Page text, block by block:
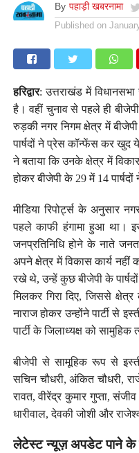
By पहाड़ी खबरनामा
Published on
हरिद्वार: उत्तराखंड में
है। वहीं चुनाव से पहले ही
रुड़की नगर निगम क्षेत्र में बीजेपी
पार्षदों ने प्रेस कॉन्फेंस कर खुद ये
ने बताया कि उनके क्षेत्र में
होकर बीजेपी के 29 में 14 पार्षदों
मीडिया रिपोर्ट्स के अनुसार
पहले काफी हंगामा हुआ था।
जनप्रतिनिधि होने के नाते
अपने क्षेत्र में विकास कार्य नहीं
रखे थे, उन्हें कुछ बीजेपी के
मिलकर गिरा दिए, जिससे
नाराज होकर उन्होंने पार्टी से
पार्टी के जिलाध्यक्ष को सामुहिक
बीजेपी से सामूहिक रूप से
सचिन चौधरी, अंकित चौधरी,
रावत, वीरेंद्र कुमार गुप्ता,
धारीवाल, देवकी जोशी और
लेटेस्ट न्यूज़ अपडेट पाने के